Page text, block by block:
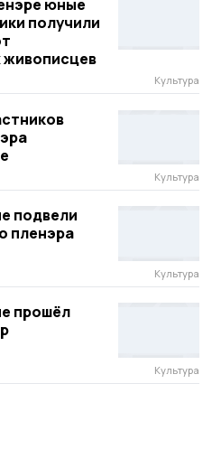
юные
получили
Культура
Культура
подвели
пленэра
Культура
прошёл
Культура